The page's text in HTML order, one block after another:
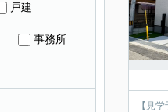
【見
戸建
事務所